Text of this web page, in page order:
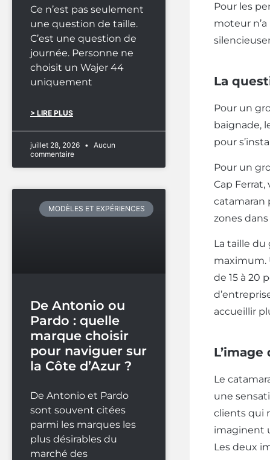
Ce n’est pas seulement
une question de taille.
C’est une question de
journée. Personne ne
choisit un Wajer 44
uniquement
> LIRE PLUS
juillet 28, 2026
Aucun
commentaire
MODÈLES ET EXPÉRIENCES
De Antonio ou
Pardo : quelle
marque choisir
pour naviguer sur
la Côte d’Azur ?
De Antonio et Pardo
sont souvent citées
parmi les marques les
plus désirables du
marché des
Pour les
moteur
La
Pour un
baignade,
pour
Pour un
Cap
catamaran
zones
La taille du
maximum.
de 15 à 20
accueillir
Le
une
clients qui
imaginent
Les deux